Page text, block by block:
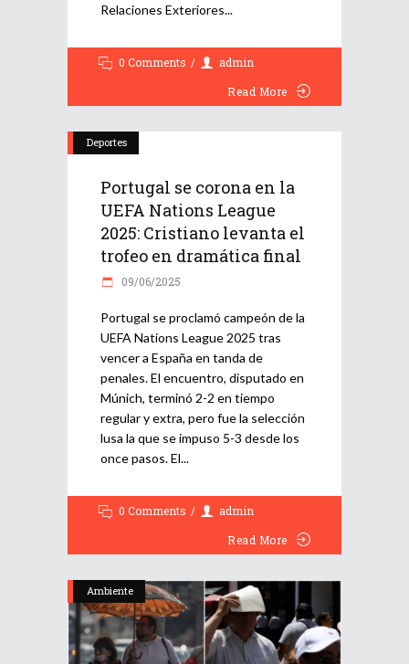
Relaciones Exteriores
0 Comments
admin
Read More
Deportes
Portugal se corona en la
UEFA Nations League
2025: Cristiano levanta el
trofeo en dramática final
09/06/2025
Portugal se proclamó campeón de la
UEFA Nations League 2025 tras
vencer a España en tanda de
penales. El encuentro, disputado en
Múnich, terminó 2-2 en tiempo
regular y extra, pero fue la selección
lusa la que se impuso 5-3 desde los
once pasos. El
0 Comments
admin
Read More
Ambiente